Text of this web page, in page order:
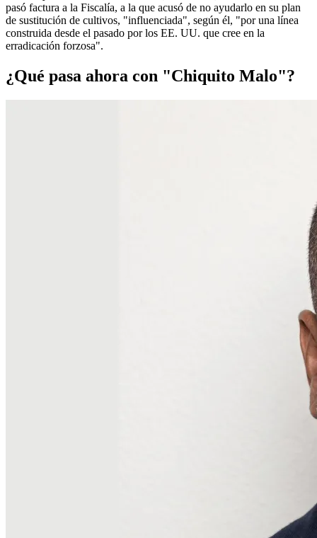
pasó factura a la Fiscalía, a la que acusó de no ayudarlo en su plan
de sustitución de cultivos, "influenciada", según él, "por una línea
construida desde el pasado por los EE. UU. que cree en la
erradicación forzosa".
¿Qué pasa ahora con "Chiquito Malo"?